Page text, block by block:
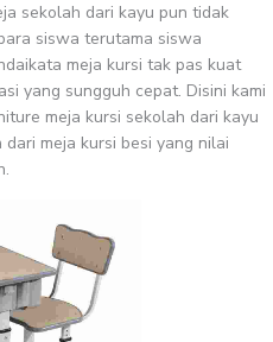
sekolah dari kayu pun tidak
siswa terutama siswa
meja kursi tak pas kuat
yang sungguh cepat. Disini kami
meja kursi sekolah dari kayu
meja kursi besi yang nilai